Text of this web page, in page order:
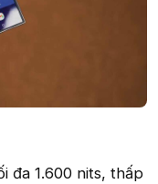
đa 1.600 nits, thấp